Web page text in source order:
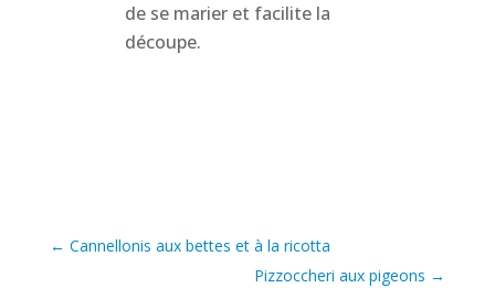
de se marier et facilite la
découpe.
← Cannellonis aux bettes et à la ricotta
Pizzoccheri aux pigeons →